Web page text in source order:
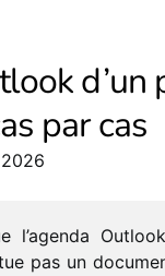
d’un
par cas
l’agenda
pas un